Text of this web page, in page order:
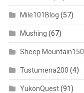
Mile101Blog (57)
Mushing (67)
Sheep Mountain150
Tustumena200 (4)
YukonQuest(91)